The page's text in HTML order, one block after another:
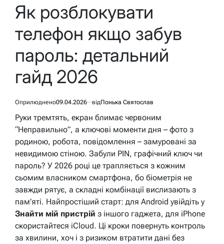
Як розблокувати
телефон якщо забув
пароль: детальний
гайд 2026
Оприлюднено09.04.2026 відПонька Святослав
Руки тремтять, екран блимає червоним
“Неправильно”, а ключові моменти дня – фото з
родиною, робота, повідомлення – замуровані за
невидимою стіною. Забули PIN, графічний ключ чи
пароль? У 2026 році це трапляється з кожним
сьомим власником смартфона, бо біометрія не
завжди рятує, а складні комбінації вислизають з
пам’яті. Найпростіший старт: для Android увійдіть у
Знайти мій пристрій з іншого гаджета, для iPhone
скористайтеся iCloud. Ці кроки повернуть контроль
за хвилини, хоч і з ризиком втратити дані без